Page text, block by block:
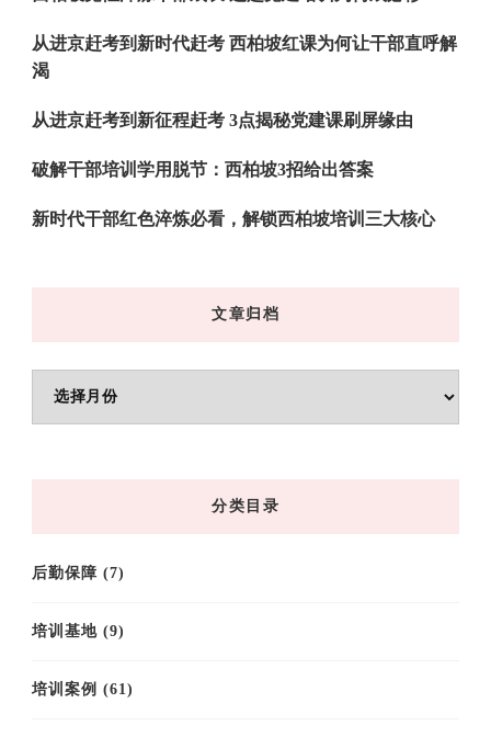
从进京赶考到新时代赶考 西柏坡红课为何让干部直呼解
渴
从进京赶考到新征程赶考 3点揭秘党建课刷屏缘由
破解干部培训学用脱节：西柏坡3招给出答案
新时代干部红色淬炼必看，解锁西柏坡培训三大核心
文章归档
章
分类目录
后勤保障 (7)
培训基地 (9)
培训案例 (61)